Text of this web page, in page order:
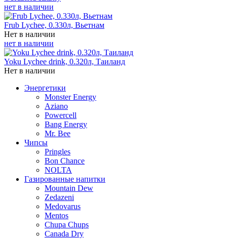
нет в наличии
Frub Lychee, 0.330л, Вьетнам
Нет в наличии
нет в наличии
Yoku Lychee drink, 0.320л, Таиланд
Нет в наличии
Энергетики
Monster Energy
Aziano
Powercell
Bang Energy
Mr. Bee
Чипсы
Pringles
Bon Chance
NOLTA
Газированные напитки
Mountain Dew
Zedazeni
Medovarus
Mentos
Chupa Chups
Canada Dry